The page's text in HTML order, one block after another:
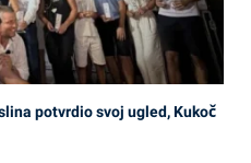
potvrdio svoj ugled, Kukoč